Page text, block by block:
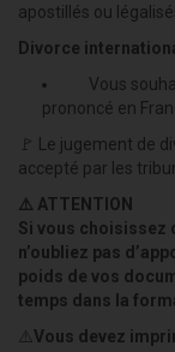
apostillés ou
Divorce
Vous
prononcé en
🚩 Le jugement de
accepté par les
⚠️ ATTENTION
Si vous choisissez
n’oubliez pas
poids de vos
temps dans la
⚠️ Vous devez